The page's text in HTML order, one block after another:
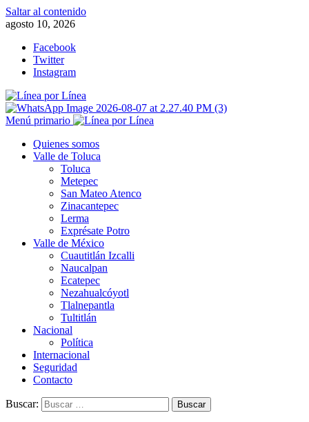
Saltar al contenido
agosto 10, 2026
Facebook
Twitter
Instagram
Menú primario
Quienes somos
Valle de Toluca
Toluca
Metepec
San Mateo Atenco
Zinacantepec
Lerma
Exprésate Potro
Valle de México
Cuautitlán Izcalli
Naucalpan
Ecatepec
Nezahualcóyotl
Tlalnepantla
Tultitlán
Nacional
Política
Internacional
Seguridad
Contacto
Buscar: